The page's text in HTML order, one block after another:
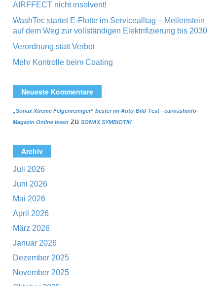
AIRFFECT nicht insolvent!
WashTec startet E-Flotte im Servicealltag – Meilenstein
auf dem Weg zur vollständigen Elektrifizierung bis 2030
Verordnung statt Verbot
Mehr Kontrolle beim Coating
Neueste Kommentare
„Sonax Xtreme Felgenreiniger“ bester im Auto-Bild-Test - carwashinfo-
Magazin Online lesen zu SONAX SYMBIOTIK
Archiv
Juli 2026
Juni 2026
Mai 2026
April 2026
März 2026
Januar 2026
Dezember 2025
November 2025